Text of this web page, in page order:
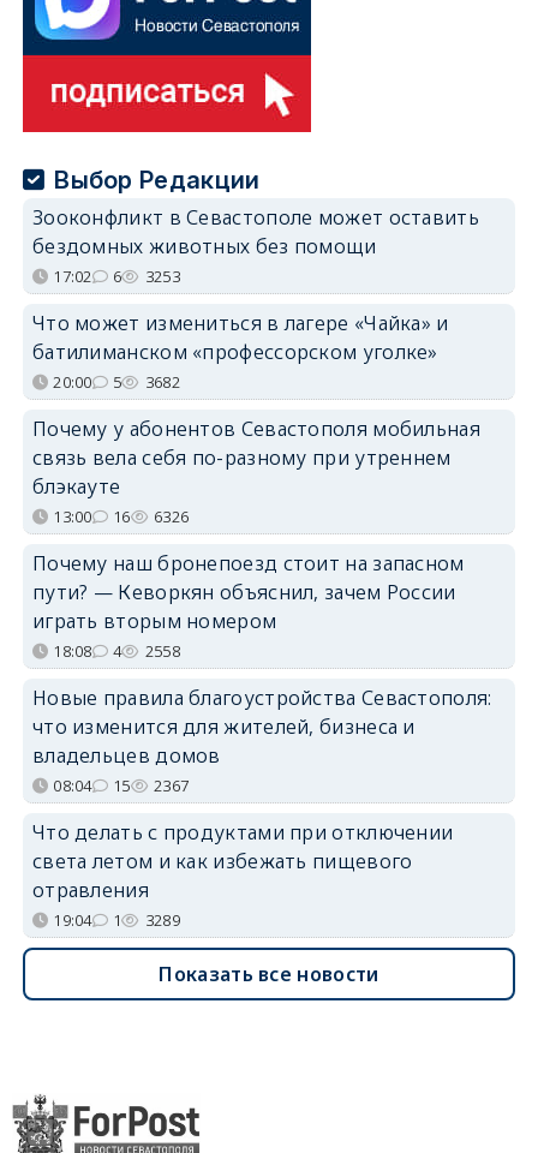
Выбор Редакции
Зооконфликт в Севастополе может оставить
бездомных животных без помощи
17:02 6 3253
Что может измениться в лагере «Чайка» и
батилиманском «профессорском уголке»
20:00 5 3682
Почему у абонентов Севастополя мобильная
связь вела себя по-разному при утреннем
блэкауте
13:00 16 6326
Почему наш бронепоезд стоит на запасном
пути? — Кеворкян объяснил, зачем России
играть вторым номером
18:08 4 2558
Новые правила благоустройства Севастополя:
что изменится для жителей, бизнеса и
владельцев домов
08:04 15 2367
Что делать с продуктами при отключении
света летом и как избежать пищевого
отравления
19:04 1 3289
Показать все новости